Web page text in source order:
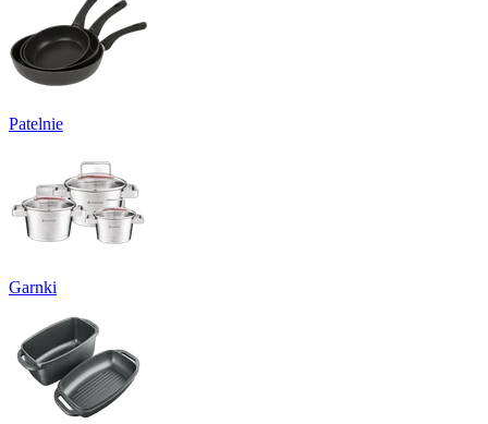
Patelnie
Garnki